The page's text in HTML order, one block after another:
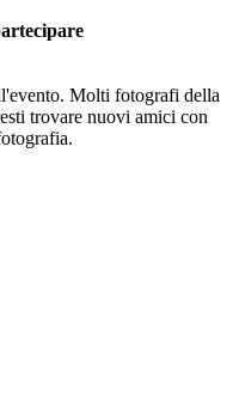
Molti fotografi della
trovare nuovi amici con